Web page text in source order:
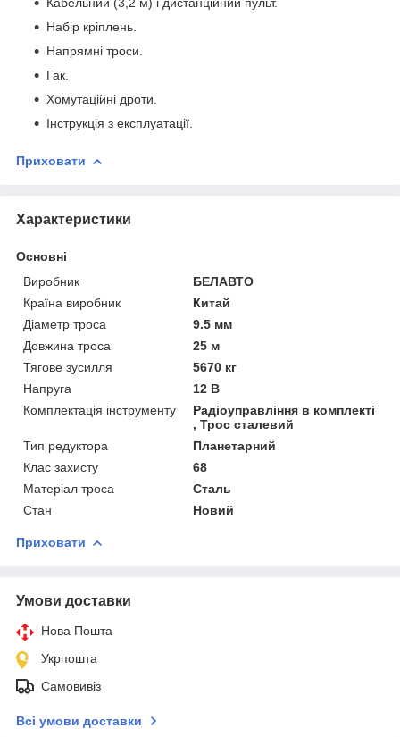
Набір кріплень.
Напрямні троси.
Гак.
Хомутаційні дроти.
Інструкція з експлуатації.
Приховати
Характеристики
Основні
Виробник
БЕЛАВТО
Країна виробник
Китай
Діаметр троса
9.5 мм
Довжина троса
25 м
Тягове зусилля
5670 кг
Напруга
12 В
Комплектація інструменту
Радіоуправління в комплекті
, Трос сталевий
Тип редуктора
Планетарний
Клас захисту
68
Матеріал троса
Сталь
Стан
Новий
Приховати
Умови доставки
Нова Пошта
Укрпошта
Самовивіз
Всі умови доставки